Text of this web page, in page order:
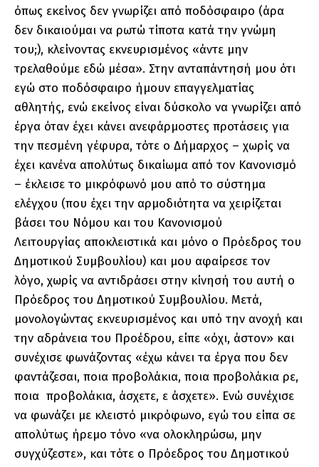
όπως εκείνος δεν γνωρίζει από ποδόσφαιρο (άρα
δεν δικαιούμαι να ρωτώ τίποτα κατά την γνώμη
του;), κλείνοντας εκνευρισμένος «άντε μην
τρελαθούμε εδώ μέσα». Στην ανταπάντησή μου ότι
εγώ στο ποδόσφαιρο ήμουν επαγγελματίας
αθλητής, ενώ εκείνος είναι δύσκολο να γνωρίζει από
έργα όταν έχει κάνει ανεφάρμοστες προτάσεις για
την πεσμένη γέφυρα, τότε ο Δήμαρχος – χωρίς να
έχει κανένα απολύτως δικαίωμα από τον Κανονισμό
– έκλεισε το μικρόφωνό μου από το σύστημα
ελέγχου (που έχει την αρμοδιότητα να χειρίζεται
βάσει του Νόμου και του Κανονισμού
Λειτουργίας αποκλειστικά και μόνο ο Πρόεδρος του
Δημοτικού Συμβουλίου) και μου αφαίρεσε τον
λόγο, χωρίς να αντιδράσει στην κίνησή του αυτή ο
Πρόεδρος του Δημοτικού Συμβουλίου. Μετά,
μονολογώντας εκνευρισμένος και υπό την ανοχή και
την αδράνεια του Προέδρου, είπε «όχι, άστον» και
συνέχισε φωνάζοντας «έχω κάνει τα έργα που δεν
φαντάζεσαι, ποια προβολάκια, ποια προβολάκια ρε,
ποια προβολάκια, άσχετε, ε άσχετε». Ενώ συνέχισε
να φωνάζει με κλειστό μικρόφωνο, εγώ του είπα σε
απολύτως ήρεμο τόνο «να ολοκληρώσω, μην
συγχύζεστε», και τότε ο Πρόεδρος του Δημοτικού